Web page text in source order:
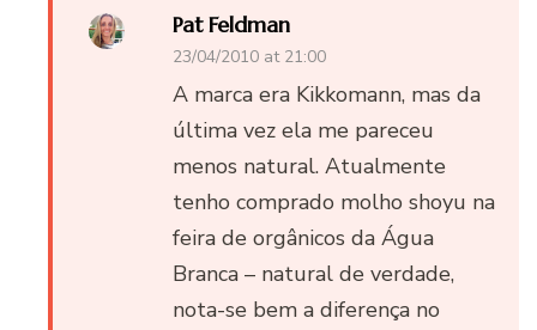
Pat Feldman
23/04/2010 at 21:00
A marca era Kikkomann, mas da
última vez ela me pareceu
menos natural. Atualmente
tenho comprado molho shoyu na
feira de orgânicos da Água
Branca – natural de verdade,
nota-se bem a diferença no